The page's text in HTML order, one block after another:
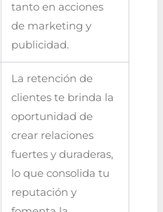
tanto en acciones
de marketing y
publicidad.
La retención de
clientes te brinda la
oportunidad de
crear relaciones
fuertes y duraderas,
lo que consolida tu
reputación y